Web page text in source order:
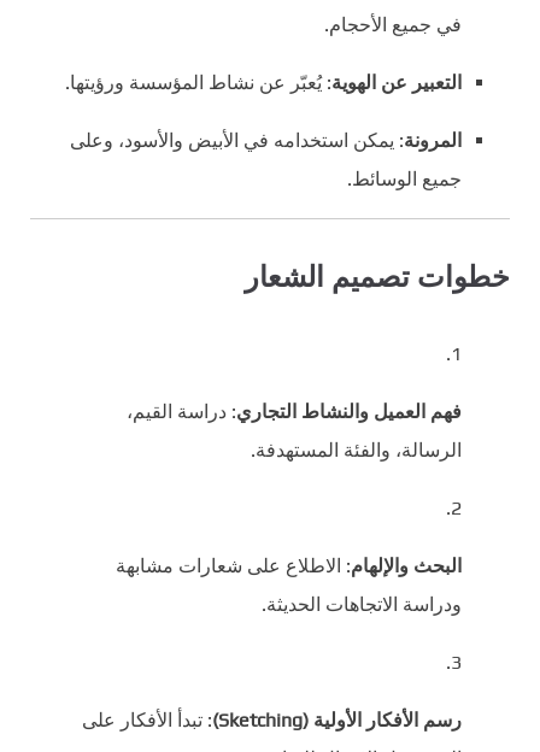
في جميع الأحجام.
التعبير عن الهوية: يُعبّر عن نشاط المؤسسة ورؤيتها.
المرونة: يمكن استخدامه في الأبيض والأسود، وعلى
جميع الوسائط.
خطوات تصميم الشعار
فهم العميل والنشاط التجاري: دراسة القيم،
الرسالة، والفئة المستهدفة.
البحث والإلهام: الاطلاع على شعارات مشابهة
ودراسة الاتجاهات الحديثة.
رسم الأفكار الأولية (Sketching)
: تبدأ الأفكار على